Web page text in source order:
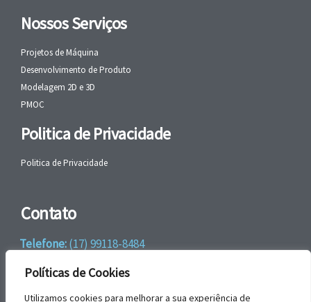
Políticas de Cookies
Utilizamos cookies para melhorar a sua experiência de
Nossos Serviços
Projetos de Máquina
Desenvolvimento de Produto
Modelagem 2D e 3D
PMOC
Politica de Privacidade
Politica de Privacidade
Contato
Telefone:(17) 99118-8484
WhatsApp:+55 (17) 99118-8484
email:faleconosco@gbrengenharia.com